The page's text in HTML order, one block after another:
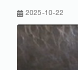
2025-10-22